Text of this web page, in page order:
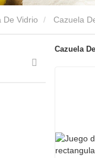
De Vidrio Cazuela
Cazuela